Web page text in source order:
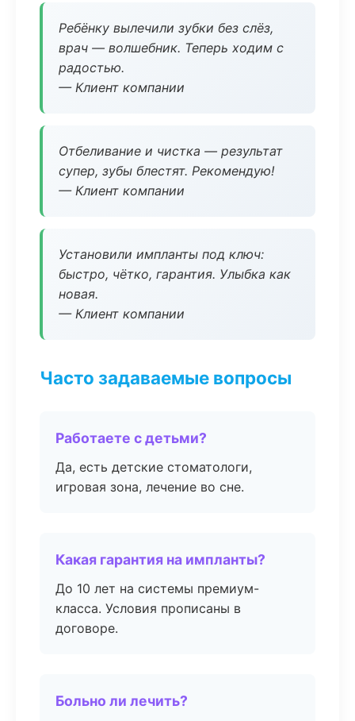
Ребёнку вылечили зубки без слёз,
врач — волшебник. Теперь ходим с
радостью.
— Клиент компании
Отбеливание и чистка — результат
супер, зубы блестят. Рекомендую!
— Клиент компании
Установили импланты под ключ:
быстро, чётко, гарантия. Улыбка как
новая.
— Клиент компании
Часто задаваемые вопросы
Работаете с детьми?
Да, есть детские стоматологи,
игровая зона, лечение во сне.
Какая гарантия на импланты?
До 10 лет на системы премиум-
класса. Условия прописаны в
договоре.
Больно ли лечить?